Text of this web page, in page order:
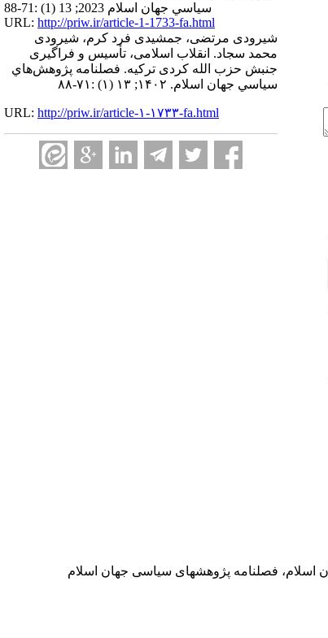
سياسي جهان اسلام 2023; 13 (1) :71-88
URL: http://priw.ir/article-1-1733-fa.html
شیرودی مرتضی، جمشیدی فرد کرم، شیرودی
محمد سجاد. انقلاب اسلامی، تأسیس و فراگیری
جنبش حزب الله کردی ترکیه. فصلنامه پژوهش‌هاي
سياسي جهان اسلام. ۱۴۰۲; ۱۳ (۱) :۷۱-۸۸
URL: http://priw.ir/article-۱-۱۷۳۳-fa.html